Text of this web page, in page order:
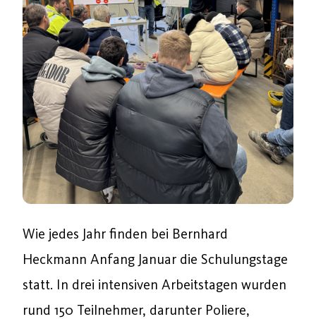
Wie jedes Jahr finden bei Bernhard
Heckmann Anfang Januar die Schulungstage
statt. In drei intensiven Arbeitstagen wurden
rund 150 Teilnehmer, darunter Poliere,